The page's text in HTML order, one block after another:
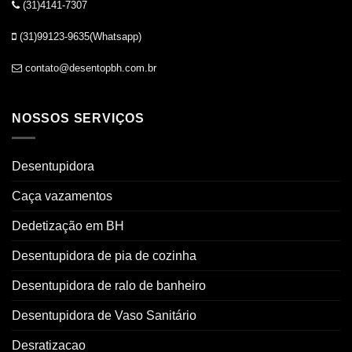
(31)4141-7307
(31)99123-9635(Whatsapp)
contato@desentopbh.com.br
NOSSOS SERVIÇOS
Desentupidora
Caça vazamentos
Dedetização em BH
Desentupidora de pia de cozinha
Desentupidora de ralo de banheiro
Desentupidora de Vaso Sanitário
Desratizacao